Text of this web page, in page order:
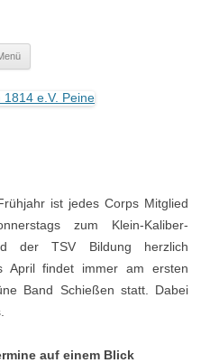
Peine
ist jedes Corps Mitglied
zum Klein-Kaliber-
der TSV Bildung herzlich
April findet immer am ersten
Band Schießen statt. Dabei
auf einem Blick